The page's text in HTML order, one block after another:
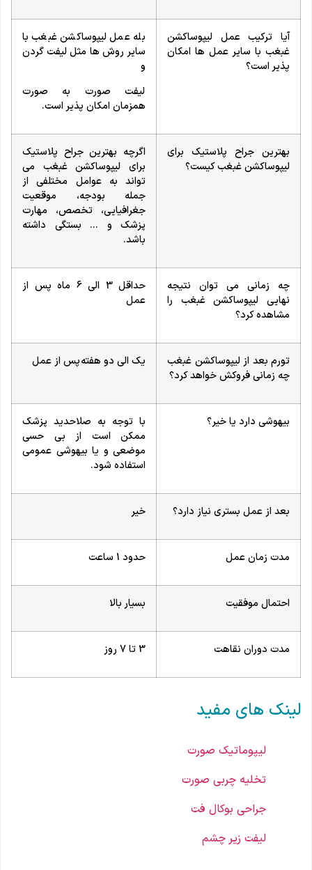
آیا ترکیب عمل لیپوساکشن
غبغب با سایر عمل ها امکان
پذیر است؟
بله عمل لیپوساکشن غبغب با
سایر روش ها مثل لیفت گردن
و
لیفت صورت به صورت
همزمان امکان پذیر است.
بهترین جراح پلاستیک برای
لیپوساکشن غبغب کیست؟
اگرچه بهترین جراح پلاستیک
برای لیپوساکشن غبغب می
تواند به عوامل مختلفی از
جمله بودجه، موقعیت
جغرافیایی، تخصص، مهارت
پزشک و … بستگی داشته
باشد.
چه زمانی می توان نتیجه
نهایی لیپوساکشن غبغب را
مشاهده کرد؟
حداقل 3 الی 6 ماه پس از
عمل
تورم بعد از لیپوساکشن غبغب
چه زمانی فروکش خواهد کرد؟
یک الی دو هفته پس از عمل
بیهوشی دارد یا خیر؟
با توجه به صلاحدید پزشک
ممکن است از بی حسی
موضعی و یا بیهوشی عمومی
استفاده شود.
بعد از عمل بستری نیاز دارد؟ خیر
مدت زمان عمل حدود 1 ساعت
احتمال موفقیت بسیار بالا
مدت دوران نقاهت 3 تا 7 روز
لینک های مفید
لیپوماتیک صورت
تخلیه چربی صورت
جراحی بوکال فت
لیفت زیر چشم